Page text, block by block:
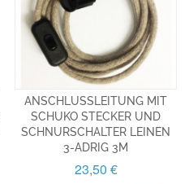
ANSCHLUSSLEITUNG MIT
SCHUKO STECKER UND
SCHNURSCHALTER LEINEN
3-ADRIG 3M
23,50 €